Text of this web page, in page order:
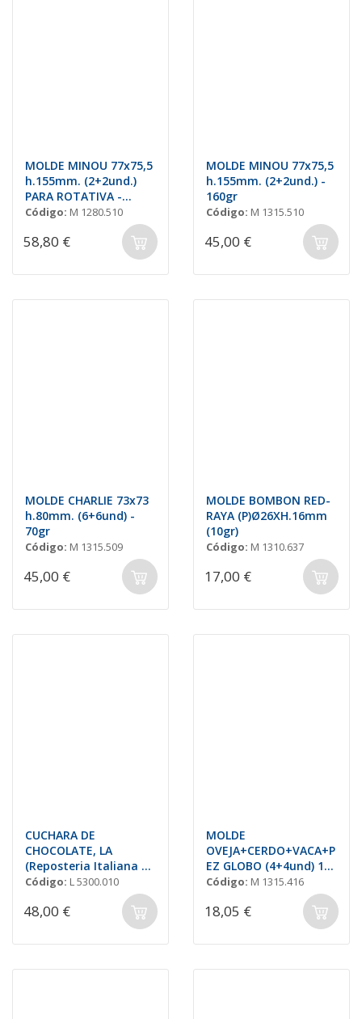
MOLDE MINOU 77x75,5
h.155mm. (2+2und.)
PARA ROTATIVA -
160gr
Código: M 1280.510
58,80 €
MOLDE MINOU 77x75,5
h.155mm. (2+2und.) -
160gr
Código: M 1315.510
45,00 €
MOLDE CHARLIE 73x73
h.80mm. (6+6und) -
70gr
Código: M 1315.509
45,00 €
MOLDE BOMBON RED-
RAYA (P)Ø26XH.16mm
(10gr)
Código: M 1310.637
17,00 €
CUCHARA DE
CHOCOLATE, LA
(Reposteria Italiana de
la Cuchara de Plata)
Código: L 5300.010
48,00 €
MOLDE
OVEJA+CERDO+VACA+P
EZ GLOBO (4+4und) 18-
22gr
Código: M 1315.416
18,05 €